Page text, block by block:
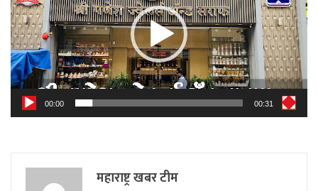
00:00 00:31
महाराष्ट्र खबर टीम